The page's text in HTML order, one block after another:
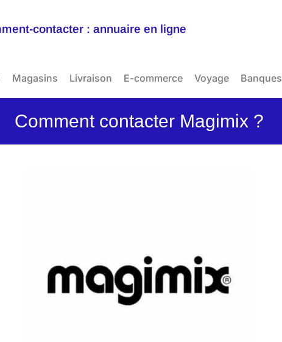
contacter : annuaire en ligne
Magasins Livraison E-commerce Voyage Banques
Comment contacter Magimix ?